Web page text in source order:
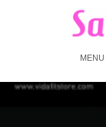
MENU